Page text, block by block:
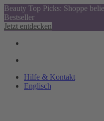
Beauty Top Picks: Shoppe
Bestseller
Jetzt entdecken
Hilfe & Kontakt
Englisch